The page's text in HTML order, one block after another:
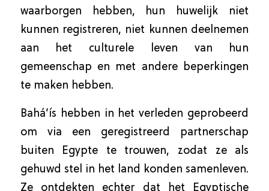
waarborgen hebben, hun huwelijk niet
kunnen registreren, niet kunnen deelnemen
aan het culturele leven van hun
gemeenschap en met andere beperkingen
te maken hebben.
Bahá’ís hebben in het verleden geprobeerd
om via een geregistreerd partnerschap
buiten Egypte te trouwen, zodat ze als
gehuwd stel in het land konden samenleven.
Ze ontdekten echter dat het Egyptische